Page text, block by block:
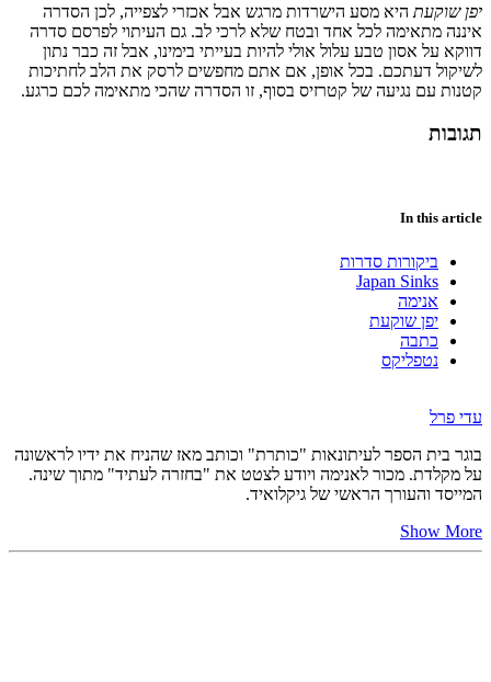
יפן שוקעת היא מסע הישרדות מרגש אבל אכזרי לצפייה, לכן הסדרה
איננה מתאימה לכל אחד ובטח שלא לרכי לב. גם העיתוי לפרסם סדרה
דווקא על אסון טבע עלול אולי להיות בעייתי בימינו, אבל זה כבר נתון
לשיקול דעתכם. בכל אופן, אם אתם מחפשים לרסק את הלב לחתיכות
קטנות עם נגיעה של קטרזיס בסוף, זו הסדרה שהכי מתאימה לכם כרגע.
תגובות
In this article
ביקורות סדרות
Japan Sinks
אנימה
יפן שוקעת
כתבה
נטפליקס
עדי פרל
בוגר בית הספר לעיתונאות "כותרת" וכותב מאז שהניח את ידיו לראשונה
על מקלדת. מכור לאנימה ויודע לצטט את "בחזרה לעתיד" מתוך שינה.
המייסד והעורך הראשי של גיקלואיד.
Show More